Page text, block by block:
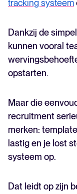
tracking
voor jou?
Veelgestelde
tracking systeem
Dankzij de
kunnen vooral
opstarten.
Maar die
recruitment
merken:
lastig en je lost
systeem op.
Dat leidt op zijn